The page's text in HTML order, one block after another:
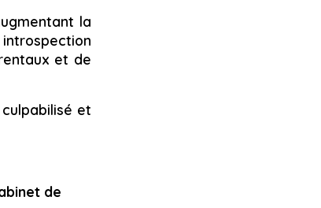
la
et de
et
de